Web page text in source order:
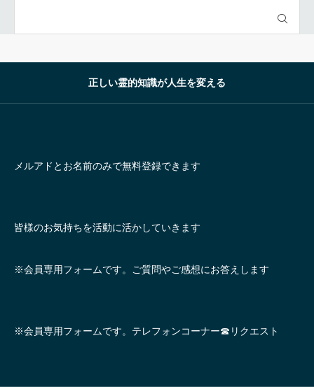
正しい霊的知識が人生を変える
メルアドとお名前のみで無料登録できます
皆様のお気持ちを活動に活かしていきます
※会員専用フォームです。ご質問やご感想にお答えします
※会員専用フォームです。テレフォンコーナー☎リクエスト